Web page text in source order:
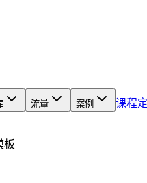
流量 案例 课程
板